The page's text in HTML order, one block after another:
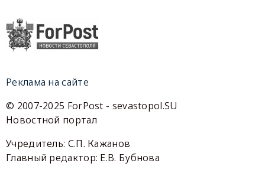
Реклама на сайте
© 2007-2025 ForPost - sevastopol.SU
Новостной портал
Учредитель: С.П. Кажанов
Главный редактор: Е.В. Бубнова